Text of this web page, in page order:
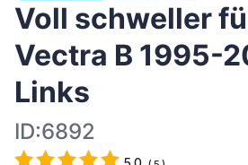
Voll schweller
Vectra B 1995-
Links
ID:6892